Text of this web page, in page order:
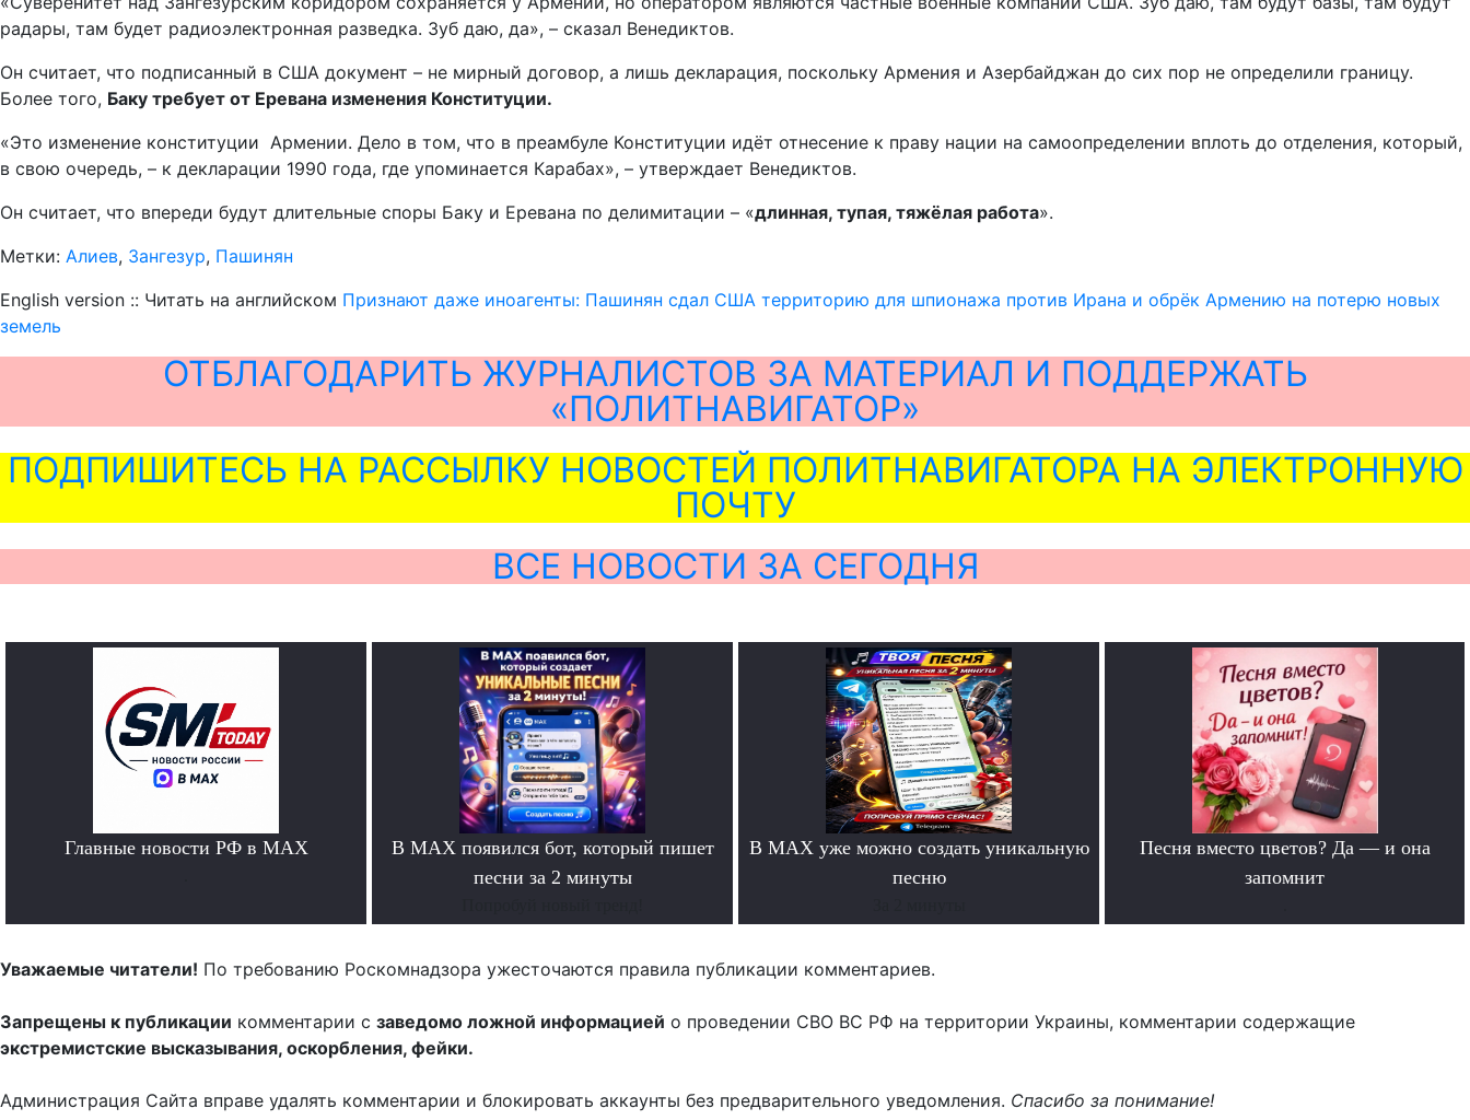
радары, там будет радиоэлектронная разведка. Зуб даю, да», – сказал Венедиктов.
Он считает, что подписанный в США документ – не мирный договор, а лишь декларация, поскольку Армения и Азербайджан до сих пор не определили границу.
Более того, Баку требует от Еревана изменения Конституции.
«Это изменение конституции Армении. Дело в том, что в преамбуле Конституции идёт отнесение к праву нации на самоопределении вплоть до отделения, который,
в свою очередь, – к декларации 1990 года, где упоминается Карабах», – утверждает Венедиктов.
Он считает, что впереди будут длительные споры Баку и Еревана по делимитации – «длинная, тупая, тяжёлая работа».
Метки: Алиев, Зангезур, Пашинян
English version :: Читать на английском Признают даже иноагенты: Пашинян сдал США территорию для шпионажа против Ирана и обрёк Армению на потерю новых
земель
ОТБЛАГОДАРИТЬ ЖУРНАЛИСТОВ ЗА МАТЕРИАЛ И ПОДДЕРЖАТЬ
«ПОЛИТНАВИГАТОР»
ПОДПИШИТЕСЬ НА РАССЫЛКУ НОВОСТЕЙ ПОЛИТНАВИГАТОРА НА ЭЛЕКТРОННУЮ
ПОЧТУ
ВСЕ НОВОСТИ ЗА СЕГОДНЯ
Главные новости РФ в MAX
В MAX появился бот, который пишет
песни за 2 минуты
В MAX уже можно создать уникальную
песню
Песня вместо цветов? Да — и она
запомнит
Уважаемые читатели! По требованию Роскомнадзора ужесточаются правила публикации комментариев.
Запрещены к публикации комментарии с заведомо ложной информацией о проведении СВО ВС РФ на территории Украины, комментарии содержащие
экстремистские высказывания, оскорбления, фейки.
Администрация Сайта вправе удалять комментарии и блокировать аккаунты без предварительного уведомления. Спасибо за понимание!